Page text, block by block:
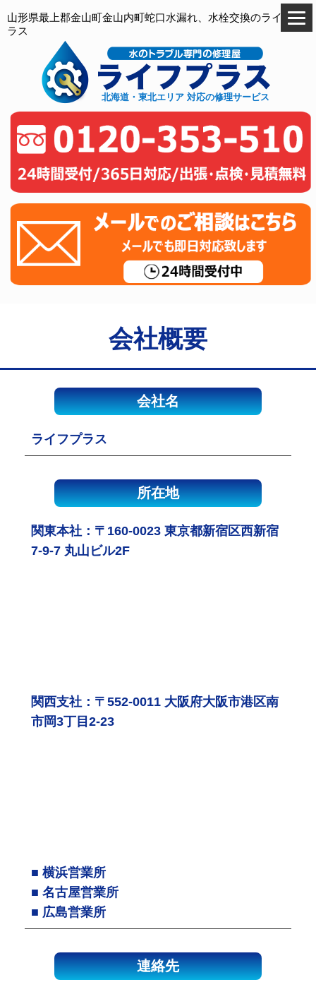
山形県最上郡金山町金山内町蛇口水漏れ、水栓交換のライフプ
ラス
北海道・東北エリア 対応の修理サービス
会社概要
会社名
ライフプラス
所在地
関東本社：〒160-0023 東京都新宿区西新宿
7-9-7 丸山ビル2F
関西支社：〒552-0011 大阪府大阪市港区南
市岡3丁目2-23
■ 横浜営業所
■ 名古屋営業所
■ 広島営業所
連絡先